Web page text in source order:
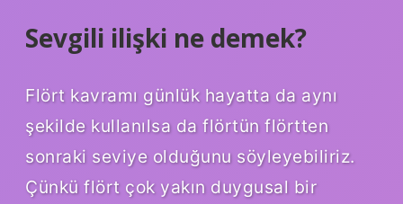
Sevgili ilişki ne demek?
Flört kavramı günlük hayatta da aynı
şekilde kullanılsa da flörtün flörtten
sonraki seviye olduğunu söyleyebiliriz.
Çünkü flört çok yakın duygusal bir